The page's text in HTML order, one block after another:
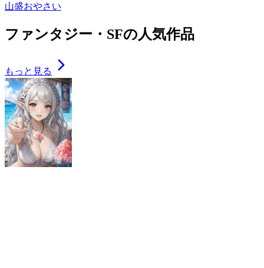
山盛おやさい
ファンタジー・SFの人気作品
もっと見る